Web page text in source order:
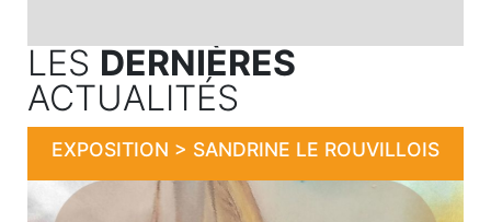
LES DERNIÈRES
ACTUALITÉS
EXPOSITION > SANDRINE LE ROUVILLOIS